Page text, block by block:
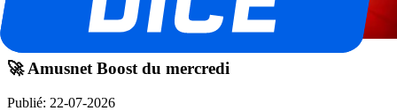
🚀 Amusnet Boost du mercredi
Publié: 22-07-2026